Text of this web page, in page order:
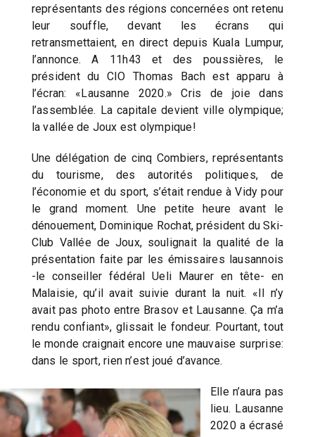
représentants des régions concernées ont retenu
leur souffle, devant les écrans qui
retransmettaient, en direct depuis Kuala Lumpur,
l’annonce. A 11h43 et des poussières, le
président du CIO Thomas Bach est apparu à
l’écran: «Lausanne 2020.» Cris de joie dans
l’assemblée. La capitale devient ville olympique;
la vallée de Joux est olympique!
Une délégation de cinq Combiers, représentants
du tourisme, des autorités politiques, de
l’économie et du sport, s’était rendue à Vidy pour
le grand moment. Une petite heure avant le
dénouement, Dominique Rochat, président du Ski-
Club Vallée de Joux, soulignait la qualité de la
présentation faite par les émissaires lausannois
-le conseiller fédéral Ueli Maurer en tête- en
Malaisie, qu’il avait suivie durant la nuit. «Il n’y
avait pas photo entre Brasov et Lausanne. Ça m’a
rendu confiant», glissait le fondeur. Pourtant, tout
le monde craignait encore une mauvaise surprise:
dans le sport, rien n’est joué d’avance.
Elle n’aura pas
lieu. Lausanne
2020 a écrasé